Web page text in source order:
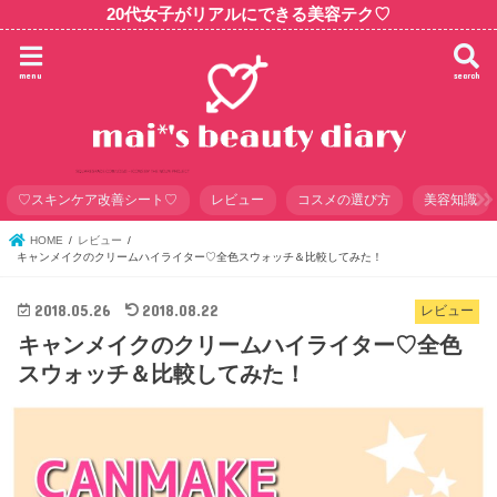
20代女子がリアルにできる美容テク♡
search
menu
♡スキンケア改善シート♡ レビュー コスメの選び方 美容知識
HOME
レビュー
キャンメイクのクリームハイライター♡全色スウォッチ＆比較してみた！
レビュー
2018.05.26 2018.08.22
キャンメイクのクリームハイライター♡全色
スウォッチ＆比較してみた！